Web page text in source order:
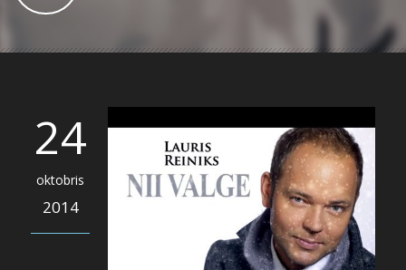
24
oktobris
2014